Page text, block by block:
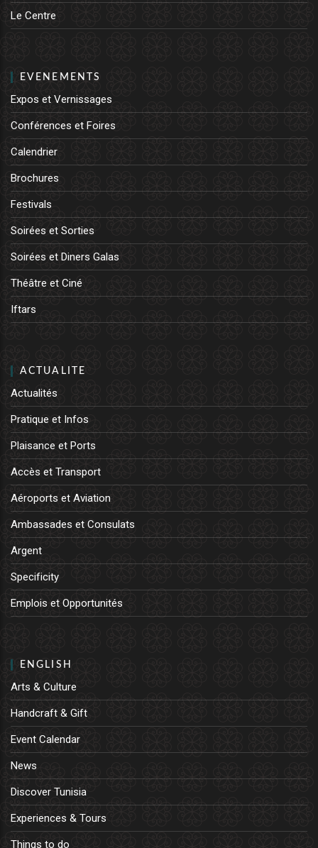
Le Centre
EVENEMENTS
Expos et Vernissages
Conférences et Foires
Calendrier
Brochures
Festivals
Soirées et Sorties
Soirées et Diners Galas
Théâtre et Ciné
Iftars
ACTUALITE
Actualités
Pratique et Infos
Plaisance et Ports
Accès et Transport
Aéroports et Aviation
Ambassades et Consulats
Argent
Specificity
Emplois et Opportunités
ENGLISH
Arts & Culture
Handcraft & Gift
Event Calendar
News
Discover Tunisia
Experiences & Tours
Things to do